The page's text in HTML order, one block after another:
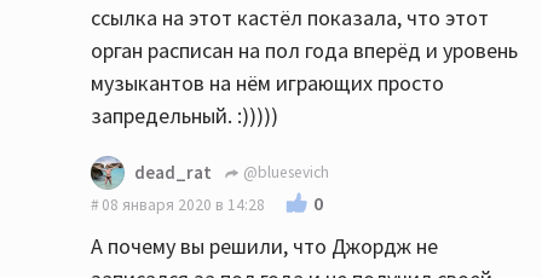
ссылка на этот кастёл показала, что этот
орган расписан на пол года вперёд и уровень
музыкантов на нём играющих просто
запредельный. :)))))
dead_rat
@bluesevich
08 января 2020 в 14:28
0
А почему вы решили, что Джордж не